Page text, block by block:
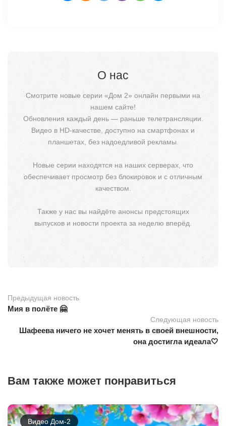
О нас
Смотрите новые серии «Дом 2» онлайн первыми на
нашем сайте!
Обновления каждый день — раньше телетрансляции.
Видео в HD-качестве, доступно на смартфонах и
планшетах, без надоедливой рекламы.
Новые серии находятся на наших серверах, что
обеспечивает просмотр без блокировок и с отличным
качеством.
Также у нас вы найдёте анонсы предстоящих
выпусков и новости проекта за неделю вперёд.
Предыдущая новость
Мия в полёте 🤗
Следующая новость
Шафеева ничего не хочет менять в своей внешности,
она достигла идеала🤍
Вам также может понравиться
Видео Дом-2